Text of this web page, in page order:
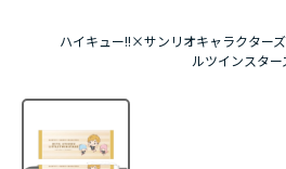
『ふつつかな悪女ではございま
ハイキュー!!×サンリオキャラクター
ルツインスター